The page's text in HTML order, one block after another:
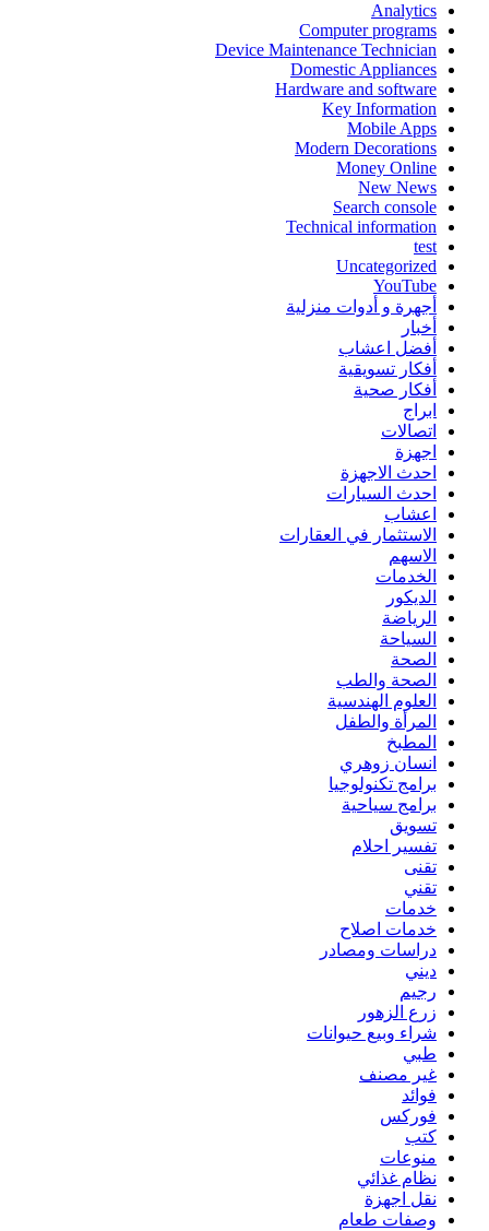
Analytics
Computer programs
Device Maintenance Technician
Domestic Appliances
Hardware and software
Key Information
Mobile Apps
Modern Decorations
Money Online
New News
Search console
Technical information
test
Uncategorized
YouTube
أجهرة و أدوات منزلية
أخبار
أفضل اعشاب
أفكار تسويقية
أفكار صحية
ابراج
اتصالات
اجهزة
احدث الاجهزة
احدث السيارات
اعشاب
الاستثمار في العقارات
الاسهم
الخدمات
الديكور
الرياضة
السياحة
الصحة
الصحة والطب
العلوم الهندسية
المرأة والطفل
المطبخ
انسان زوهري
برامج تكنولوجيا
برامج سياحية
تسويق
تفسير احلام
تقنى
تقني
خدمات
خدمات اصلاح
دراسات ومصادر
ديني
رجيم
زرع الزهور
شراء وبيع حيوانات
طبي
غير مصنف
فوائد
فوركس
كتب
منوعات
نظام غذائي
نقل اجهزة
وصفات طعام